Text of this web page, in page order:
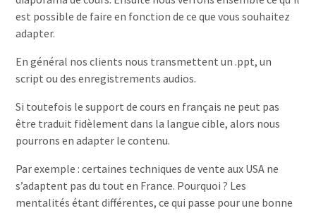
est possible de faire en fonction de ce que vous souhaitez
adapter.
En général nos clients nous transmettent un .ppt, un
script ou des enregistrements audios.
Si toutefois le support de cours en français ne peut pas
être traduit fidèlement dans la langue cible, alors nous
pourrons en adapter le contenu.
Par exemple : certaines techniques de vente aux USA ne
s’adaptent pas du tout en France. Pourquoi ? Les
mentalités étant différentes, ce qui passe pour une bonne